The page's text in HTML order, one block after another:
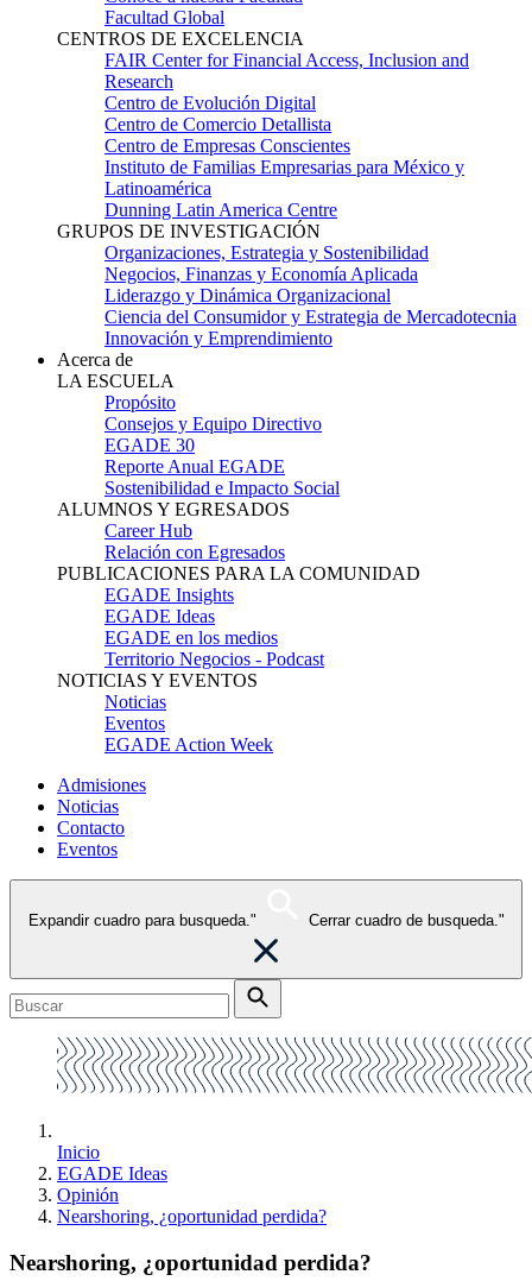
Facultad Global
CENTROS DE EXCELENCIA
FAIR Center for Financial Access, Inclusion and
Research
Centro de Evolución Digital
Centro de Comercio Detallista
Centro de Empresas Conscientes
Instituto de Familias Empresarias para México y
Latinoamérica
Dunning Latin America Centre
GRUPOS DE INVESTIGACIÓN
Organizaciones, Estrategia y Sostenibilidad
Negocios, Finanzas y Economía Aplicada
Liderazgo y Dinámica Organizacional
Ciencia del Consumidor y Estrategia de Mercadotecnia
Innovación y Emprendimiento
Acerca de
LA ESCUELA
Propósito
Consejos y Equipo Directivo
EGADE 30
Reporte Anual EGADE
Sostenibilidad e Impacto Social
ALUMNOS Y EGRESADOS
Career Hub
Relación con Egresados
PUBLICACIONES PARA LA COMUNIDAD
EGADE Insights
EGADE Ideas
EGADE en los medios
Territorio Negocios - Podcast
NOTICIAS Y EVENTOS
Noticias
Eventos
EGADE Action Week
Admisiones
Noticias
Contacto
Eventos
Expandir cuadro para busqueda." Cerrar cuadro de busqueda."
Inicio
EGADE Ideas
Opinión
Nearshoring, ¿oportunidad perdida?
Nearshoring, ¿oportunidad perdida?